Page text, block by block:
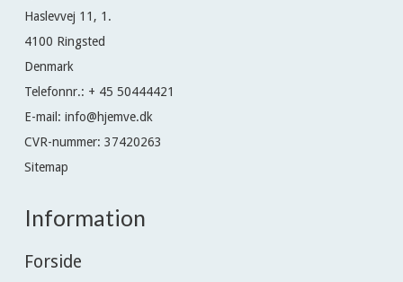
Haslevvej 11, 1.
4100 Ringsted
Denmark
Telefonnr.: + 45 50444421
E-mail: info@hjemve.dk
CVR-nummer: 37420263
Sitemap
Information
Forside